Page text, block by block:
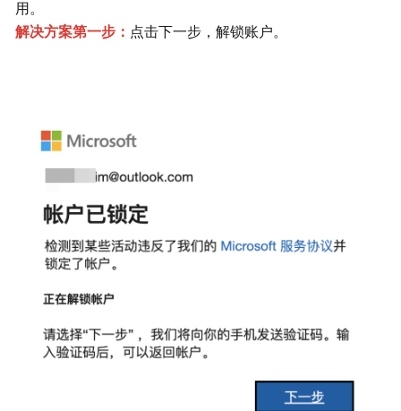
用。
解决方案第一步： 点击下一步，解锁账户。